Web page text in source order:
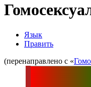
Язык
Править
(перенаправлено с «